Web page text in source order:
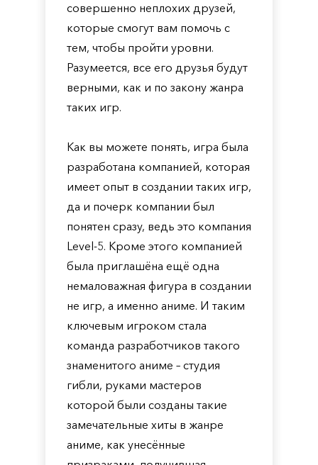
совершенно неплохих друзей,
которые смогут вам помочь с
тем, чтобы пройти уровни.
Разумеется, все его друзья будут
верными, как и по закону жанра
таких игр.
Как вы можете понять, игра была
разработана компанией, которая
имеет опыт в создании таких игр,
да и почерк компании был
понятен сразу, ведь это компания
Level-5. Кроме этого компанией
была приглашёна ещё одна
немаловажная фигура в создании
не игр, а именно аниме. И таким
ключевым игроком стала
команда разработчиков такого
знаменитого аниме – студия
гибли, руками мастеров
которой были созданы такие
замечательные хиты в жанре
аниме, как унесённые